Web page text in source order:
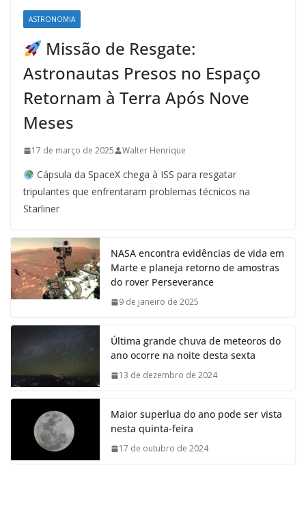
ASTRONOMIA
Missão de Resgate:
Astronautas Presos no Espaço
Retornam à Terra Após Nove
Meses
17 de março de 2025 Walter Henrique
Cápsula da SpaceX chega à ISS para resgatar
tripulantes que enfrentaram problemas técnicos na
Starliner
NASA encontra evidências de vida em
Marte e planeja retorno de amostras
do rover Perseverance
9 de janeiro de 2025
Última grande chuva de meteoros do
ano ocorre na noite desta sexta
13 de dezembro de 2024
Maior superlua do ano pode ser vista
nesta quinta-feira
17 de outubro de 2024